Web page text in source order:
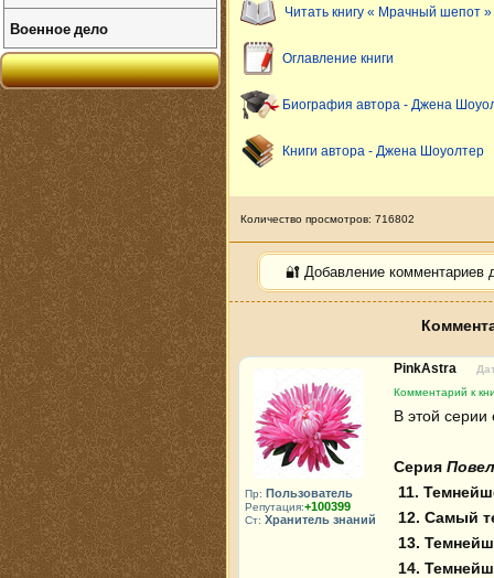
Читать книгу « Мрачный шепот »
Оглавление книги
Биография автора - Джена
Книги автора - Джена Шоуолтер
Количество просмотров: 716802
🔐 Добавление комментариев
Пр: Пользователь
Репутация:+100399
Ст: Хранитель знаний
PinkAstra
Комментарий к
В этой серии
Серия
11.
12. Самый
13.
14.
Военное дело